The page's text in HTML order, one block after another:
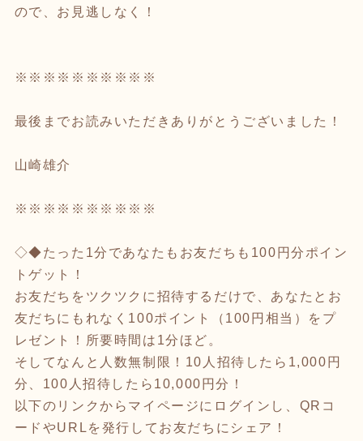
ので、お見逃しなく！
※※※※※※※※※※
最後までお読みいただきありがとうございました！
山崎雄介
※※※※※※※※※※
◇◆たった1分であなたもお友だちも100円分ポイン
トゲット！
お友だちをツクツクに招待するだけで、あなたとお
友だちにもれなく100ポイント（100円相当）をプ
レゼント！所要時間は1分ほど。
そしてなんと人数無制限！10人招待したら1,000円
分、100人招待したら10,000円分！
以下のリンクからマイページにログインし、QRコ
ードやURLを発行してお友だちにシェア！